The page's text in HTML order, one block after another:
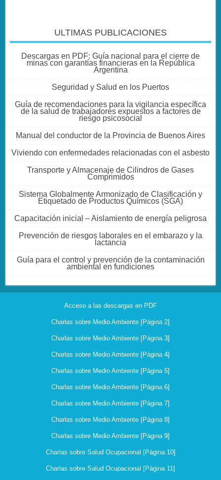
ULTIMAS PUBLICACIONES
Descargas en PDF: Guía nacional para el cierre de
minas con garantías financieras en la República
Argentina
Seguridad y Salud en los Puertos
Guía de recomendaciones para la vigilancia específica
de la salud de trabajadores expuestos a factores de
riesgo psicosocial
Manual del conductor de la Provincia de Buenos Aires
Viviendo con enfermedades relacionadas con el asbesto
Transporte y Almacenaje de Cilindros de Gases
Comprimidos
Sistema Globalmente Armonizado de Clasificación y
Etiquetado de Productos Químicos (SGA)
Capacitación inicial – Aislamiento de energía peligrosa
Prevención de riesgos laborales en el embarazo y la
lactancia
Guía para el control y prevención de la contaminación
ambiental en fundiciones
Acceso a las descargas en PDF
Charlas sobre Medio Ambiente [Página 2]
Charlas sobre Medio Ambiente [Página 3]
Charlas sobre Medio Ambiente [Página 4]
Charlas sobre Medio Ambiente [Página 5]
Charlas sobre Medio Ambiente [Página 6]
Charlas sobre Medio Ambiente [Página 7]
Charlas sobre Medio Ambiente [Página 8]
Charlas sobre Medio Ambiente [Página 9]
Charlas sobre Salud Ocupacional [Página 10]
Charlas sobre Salud Ocupacional [Página 11]